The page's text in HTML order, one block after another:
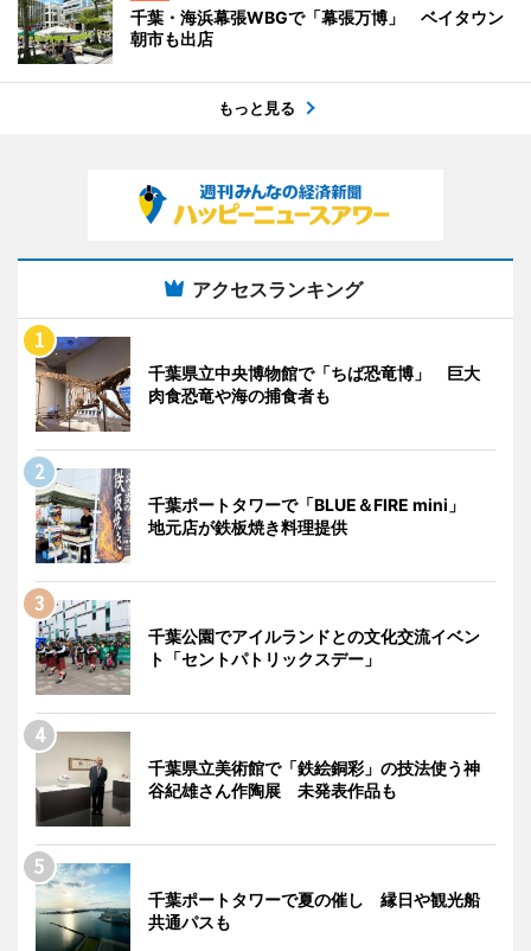
千葉・海浜幕張WBGで「幕張万博」 ベイタウン
朝市も出店
もっと見る
アクセスランキング
千葉県立中央博物館で「ちば恐竜博」 巨大
肉食恐竜や海の捕食者も
千葉ポートタワーで「BLUE＆FIRE mini」
地元店が鉄板焼き料理提供
千葉公園でアイルランドとの文化交流イベン
ト「セントパトリックスデー」
千葉県立美術館で「鉄絵銅彩」の技法使う神
谷紀雄さん作陶展 未発表作品も
千葉ポートタワーで夏の催し 縁日や観光船
共通パスも